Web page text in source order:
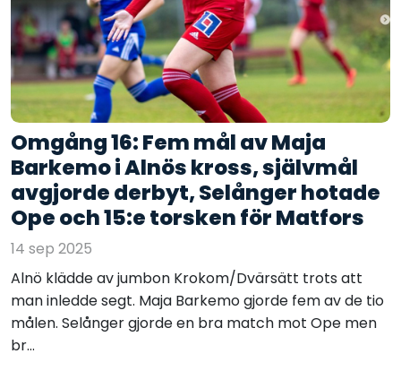
Omgång 16: Fem mål av Maja
Barkemo i Alnös kross, självmål
avgjorde derbyt, Selånger hotade
Ope och 15:e torsken för Matfors
14 sep 2025
Alnö klädde av jumbon Krokom/Dvärsätt trots att
man inledde segt. Maja Barkemo gjorde fem av de tio
målen. Selånger gjorde en bra match mot Ope men
br...